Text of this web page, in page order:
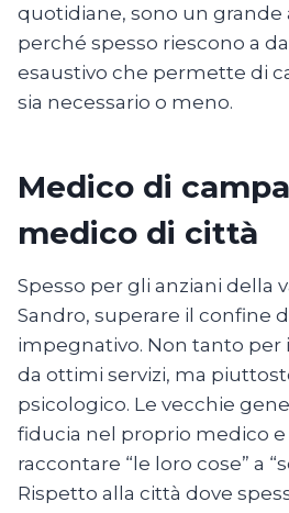
quotidiane, sono un grande
perché spesso riescono a
esaustivo che permette di
sia necessario o meno.
Medico di
medico di città
Spesso per gli anziani della
Sandro, superare il confine
impegnativo. Non tanto per
da ottimi servizi, ma
psicologico. Le vecchie
fiducia nel proprio medico e
raccontare “le loro cose” a
Rispetto alla città dove